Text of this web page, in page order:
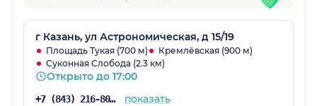
г Казань, ул Астрономическая, д 15/19
Площадь Тукая (700 м)
Кремлёвская (900 м)
Суконная Слобода (2.3 км)
Открыто до 17:00
+7 (843) 216-80-34 показать